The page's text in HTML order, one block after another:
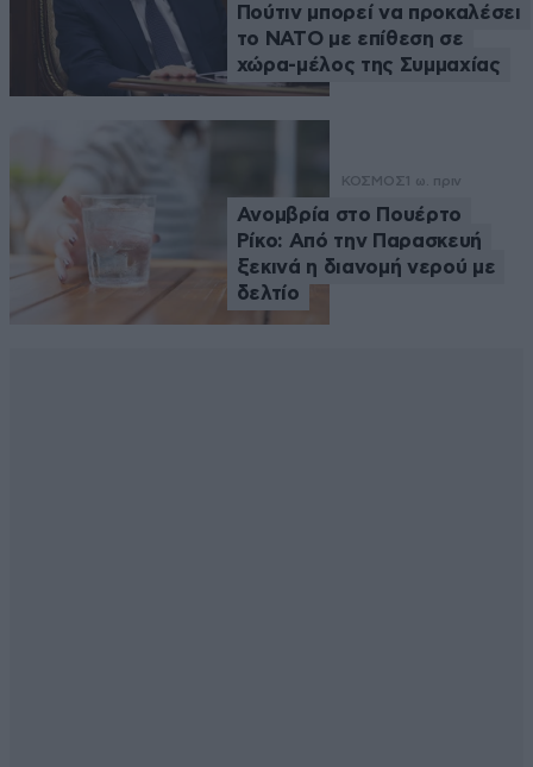
Πούτιν μπορεί να προκαλέσει
το ΝΑΤΟ με επίθεση σε
χώρα-μέλος της Συμμαχίας
ΚΟΣΜΟΣ 1 ω. πριν
Ανομβρία στο Πουέρτο
Ρίκο: Από την Παρασκευή
ξεκινά η διανομή νερού με
δελτίο